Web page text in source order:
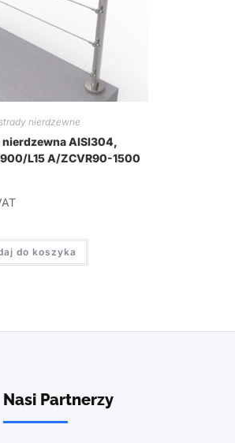
nierdzewne
nierdzewna AISI304,
L15 A/ZCVR90-1500
do koszyka
Nasi Partnerzy